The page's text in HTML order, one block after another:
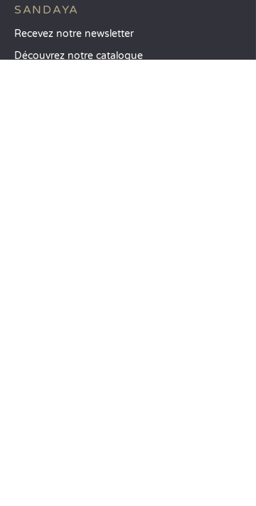
SANDAYA
Recevez notre newsletter
Découvrez notre catalogue